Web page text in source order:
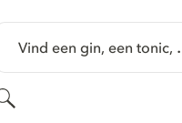
Vind een gin, een tonic, …
Zoeken